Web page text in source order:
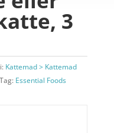
3
Kattemad > Kattemad
Tag: Essential Foods